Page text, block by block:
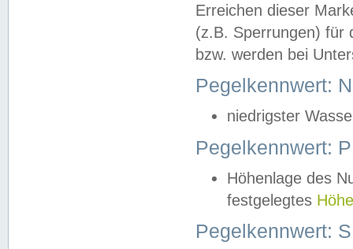
Erreichen dieser
(z.B. Sperrungen) für
bzw. werden bei
Pegelkennwert:
niedrigster
Pegelkennwert:
Höhenlage des
festgelegtes
Pegelkennwert: